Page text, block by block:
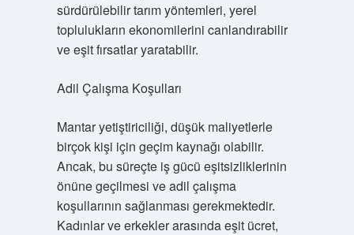
sürdürülebilir tarım yöntemleri, yerel
toplulukların ekonomilerini canlandırabilir
ve eşit fırsatlar yaratabilir.
Adil Çalışma Koşulları
Mantar yetiştiriciliği, düşük maliyetlerle
birçok kişi için geçim kaynağı olabilir.
Ancak, bu süreçte iş gücü eşitsizliklerinin
önüne geçilmesi ve adil çalışma
koşullarının sağlanması gerekmektedir.
Kadınlar ve erkekler arasında eşit ücret,